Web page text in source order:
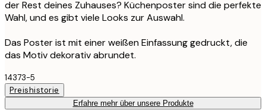
der Rest deines Zuhauses? Küchenposter sind die perfekte
Wahl, und es gibt viele Looks zur Auswahl.
Das Poster ist mit einer weißen Einfassung gedruckt, die
das Motiv dekorativ abrundet.
14373-5
Preishistorie
Erfahre mehr über unsere Produkte